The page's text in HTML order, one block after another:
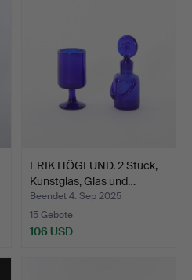
ERIK HÖGLUND. 2 Stück,
Kunstglas, Glas und…
Beendet 4. Sep 2025
15 Gebote
106 USD